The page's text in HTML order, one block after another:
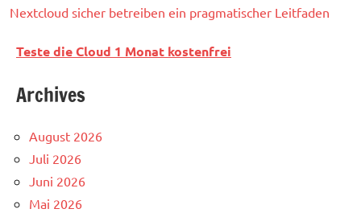
Nextcloud sicher betreiben ein pragmatischer Leitfaden
Teste die Cloud 1 Monat kostenfrei
Archives
August 2026
Juli 2026
Juni 2026
Mai 2026